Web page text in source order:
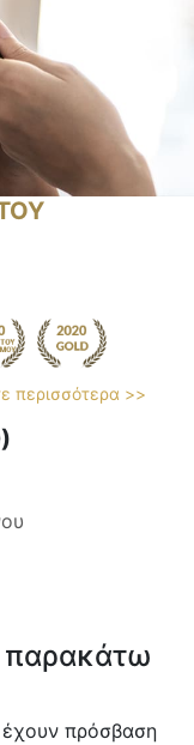
περισσότερα >>
παρακάτω
πρόσβαση